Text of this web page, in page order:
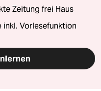
Zeitung frei Haus
Vorlesefunktion